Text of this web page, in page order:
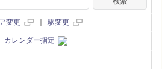
変更 駅変更
カレンダー指定